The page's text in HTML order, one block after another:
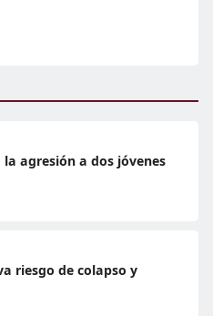
agresión a dos jóvenes
riesgo de colapso y